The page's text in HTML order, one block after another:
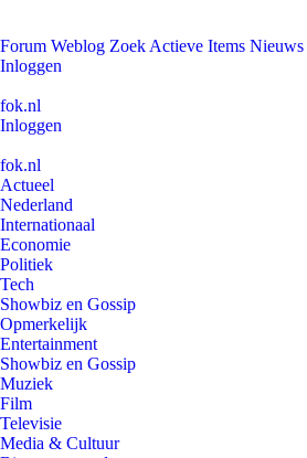
Forum Weblog Zoek Actieve Items Nieuws
Inloggen
fok.nl
Inloggen
fok.nl
Actueel
Nederland
Internationaal
Economie
Politiek
Tech
Showbiz en Gossip
Opmerkelijk
Entertainment
Showbiz en Gossip
Muziek
Film
Televisie
Media & Cultuur